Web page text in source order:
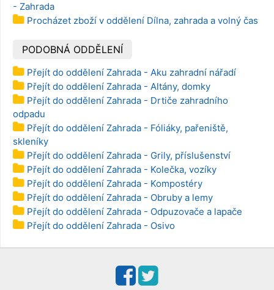
- Zahrada
Procházet zboží v oddělení Dílna, zahrada a volný čas
PODOBNÁ ODDĚLENÍ
Přejít do oddělení Zahrada - Aku zahradní nářadí
Přejít do oddělení Zahrada - Altány, domky
Přejít do oddělení Zahrada - Drtiče zahradního
odpadu
Přejít do oddělení Zahrada - Fóliáky, pařeniště,
skleníky
Přejít do oddělení Zahrada - Grily, příslušenství
Přejít do oddělení Zahrada - Kolečka, vozíky
Přejít do oddělení Zahrada - Kompostéry
Přejít do oddělení Zahrada - Obruby a lemy
Přejít do oddělení Zahrada - Odpuzovače a lapače
Přejít do oddělení Zahrada - Osivo